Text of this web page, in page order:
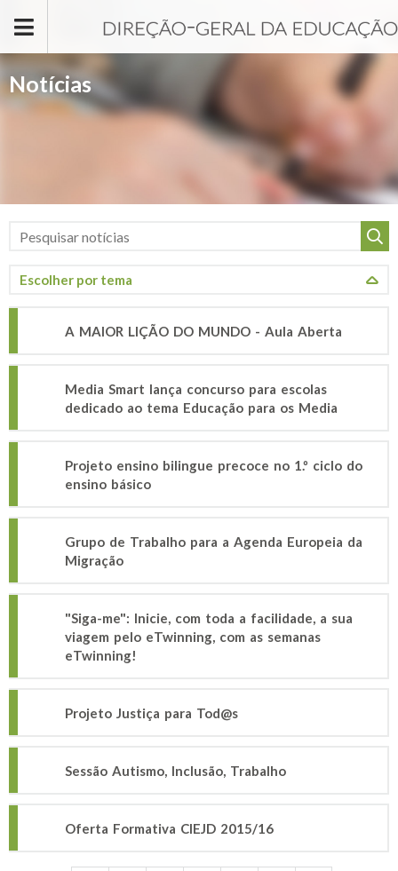
Notícias
A MAIOR LIÇÃO DO MUNDO - Aula Aberta
Media Smart lança concurso para escolas
dedicado ao tema Educação para os Media
Projeto ensino bilingue precoce no 1.º ciclo do
ensino básico
Grupo de Trabalho para a Agenda Europeia da
Migração
"Siga-me": Inicie, com toda a facilidade, a sua
viagem pelo eTwinning, com as semanas
eTwinning!
Projeto Justiça para Tod@s
Sessão Autismo, Inclusão, Trabalho
Oferta Formativa CIEJD 2015/16